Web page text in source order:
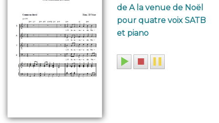
de A la venue de Noël
pour quatre voix SATB
et piano